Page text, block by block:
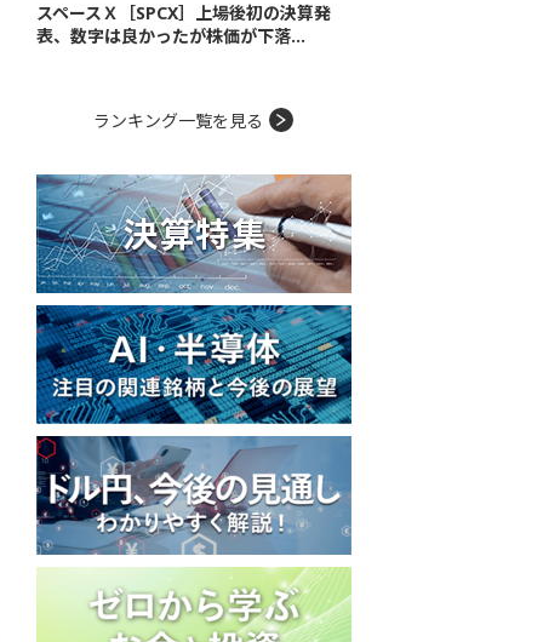
スペースＸ［SPCX］上場後初の決算発
表、数字は良かったが株価が下落...
ランキング一覧を見る